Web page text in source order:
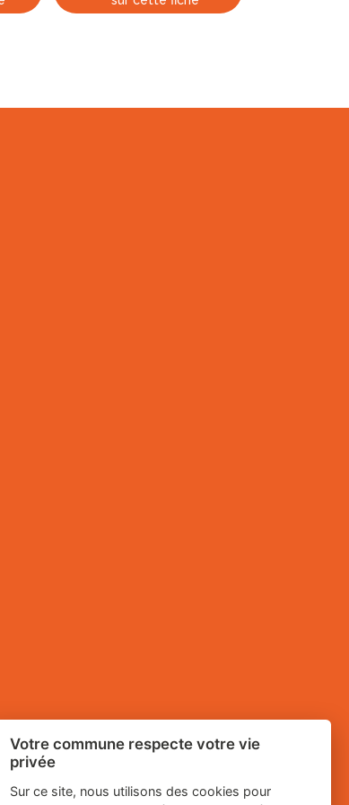
légales
Votre commune respecte votre vie
privée
Sur ce site, nous utilisons des cookies pour